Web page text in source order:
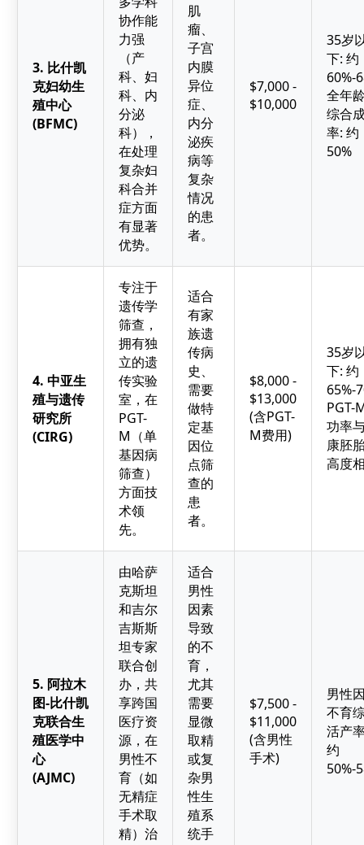
3. 比什凯
克妇幼生
殖中心
(BFMC)
协作能
力强
（产
科、妇
科、内
分泌
科），
在处理
复杂妇
科合并
症方面
有显著
优势。
肌
瘤、
子宫
内膜
异位
症、
内分
泌疾
病等
复杂
情况
的患
者。
$7,000 -
$10,000
35岁
下: 约
60%-
全年
综合
率: 约
50%
4. 中亚生
殖与遗传
研究所
(CIRG)
专注于
遗传学
筛查，
拥有独
立的遗
传实验
室，在
PGT-
M（单
基因病
筛查）
方面技
术领
先。
适合
有家
族遗
传病
史、
需要
做特
定基
因位
点筛
查的
患
者。
$8,000 -
$13,000
(含PGT-
M费用)
35岁
下: 约
65%-
PGT-
功率
康胚
高度
5. 阿拉木
图-比什凯
克联合生
殖医学中
心
(AJMC)
由哈萨
克斯坦
和吉尔
吉斯斯
坦专家
联合创
办，共
享跨国
医疗资
源，在
男性不
育（如
无精症
手术取
精）治
适合
男性
因素
导致
的不
育，
尤其
需要
显微
取精
或复
杂男
性生
殖系
统手
$7,500 -
$11,000
(含男性
手术)
男性
不育
活产
约
50%-